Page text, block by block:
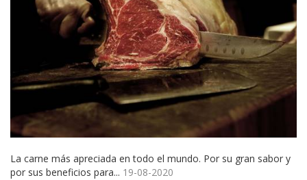
La carne más apreciada en todo el mundo. Por su gran sabor y
por sus beneficios para... 19-08-2020